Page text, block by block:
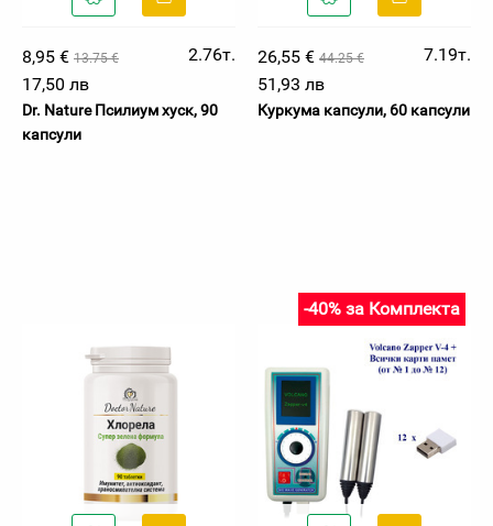
8,95 € 13.75 €
2.76т.
17,50 лв
Dr. Nature Псилиум хуск, 90
капсули
26,55 € 44.25 €
7.19т.
51,93 лв
Куркума капсули, 60 капсули
-40% за Комплекта